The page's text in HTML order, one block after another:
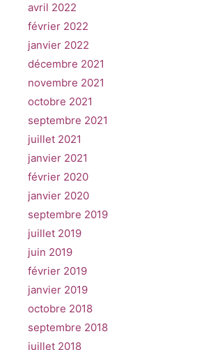
avril 2022
février 2022
janvier 2022
décembre 2021
novembre 2021
octobre 2021
septembre 2021
juillet 2021
janvier 2021
février 2020
janvier 2020
septembre 2019
juillet 2019
juin 2019
février 2019
janvier 2019
octobre 2018
septembre 2018
juillet 2018